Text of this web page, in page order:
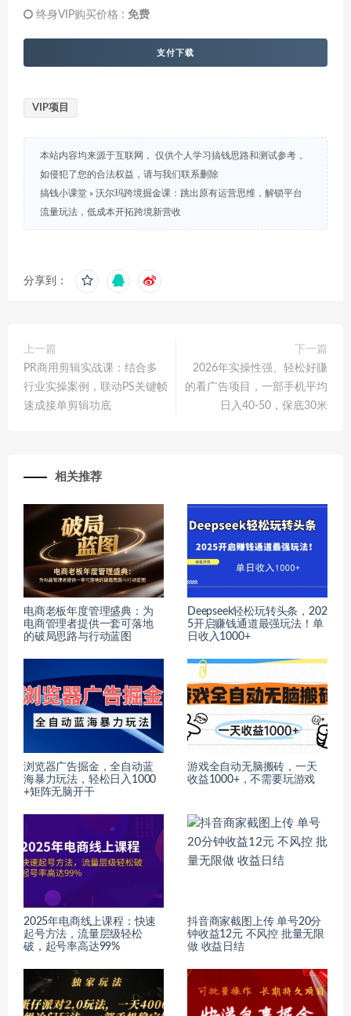
终身VIP购买价格 : 免费
支付下载
VIP项目
本站内容均来源于互联网， 仅供个人学习搞钱思路和测试参考，
如侵犯了您的合法权益，请与我们联系删除
搞钱小课堂 » 沃尔玛跨境掘金课：跳出原有运营思维，解锁平台
流量玩法，低成本开拓跨境新营收
分享到：
上一篇
PR商用剪辑实战课：结合多
行业实操案例，联动PS关键帧
速成接单剪辑功底
下一篇
2026年实操性强、轻松好賺
的看广告项目，一部手机平均
日入40-50，保底30米
相关推荐
电商老板年度管理盛典：为
电商管理者提供一套可落地
的破局思路与行动蓝图
Deepseek轻松玩转头条，202
5开启赚钱通道最强玩法！单
日收入1000+
浏览器广告掘金，全自动蓝
海暴力玩法，轻松日入1000
+矩阵无脑开干
游戏全自动无脑搬砖，一天
收益1000+，不需要玩游戏
2025年电商线上课程：快速
起号方法，流量层级轻松
破，起号率高达99%
抖音商家截图上传 单号20分
钟收益12元 不风控 批量无限
做 收益日结